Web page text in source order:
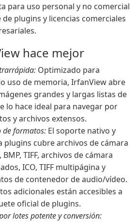
para uso personal y no comercial
plugins y licencias comerciales
hace mejor
Optimizado para
uso de memoria, IrfanView abre
grandes y largas listas de
lo hace ideal para navegar por
y archivos extensos.
de formatos: El soporte nativo y
plugins cubre archivos de cámara
BMP, TIFF, archivos de cámara
ICO, TIFF multipágina y
de contenedor de audio/vídeo.
adicionales están accesibles a
oficial de plugins.
lotes potente y conversión: